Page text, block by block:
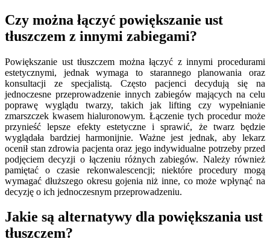
Czy można łączyć powiększanie ust
tłuszczem z innymi zabiegami?
Powiększanie ust tłuszczem można łączyć z innymi procedurami
estetycznymi, jednak wymaga to starannego planowania oraz
konsultacji ze specjalistą. Często pacjenci decydują się na
jednoczesne przeprowadzenie innych zabiegów mających na celu
poprawę wyglądu twarzy, takich jak lifting czy wypełnianie
zmarszczek kwasem hialuronowym. Łączenie tych procedur może
przynieść lepsze efekty estetyczne i sprawić, że twarz będzie
wyglądała bardziej harmonijnie. Ważne jest jednak, aby lekarz
ocenił stan zdrowia pacjenta oraz jego indywidualne potrzeby przed
podjęciem decyzji o łączeniu różnych zabiegów. Należy również
pamiętać o czasie rekonwalescencji; niektóre procedury mogą
wymagać dłuższego okresu gojenia niż inne, co może wpłynąć na
decyzję o ich jednoczesnym przeprowadzeniu.
Jakie są alternatywy dla powiększania ust
tłuszczem?